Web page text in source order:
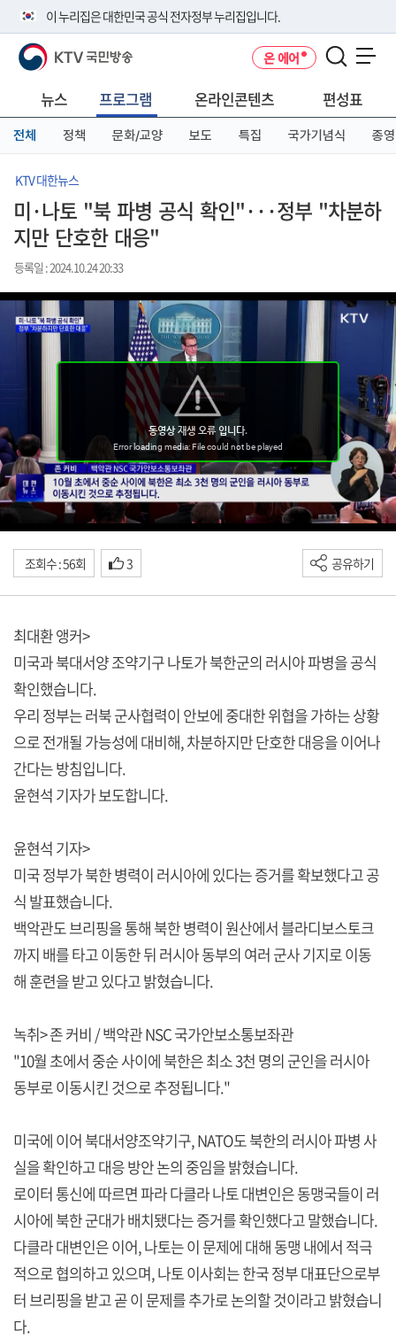
이 누리집은 대한민국 공식 전자정부 누리집입니다.
공식 누리집 주소 확인하기
니다.
이밖에 or.kr 또는 .kr등 다른 도메인 주소를 사용하고 있다면 아래 URL에
서 도메인 주소를 확인해 보세요
KTV 국민방송 온 에어
뉴스 프로그램 온라인콘텐츠 편성표
전체 정책 문화/교양 보도 특집 국가기념식 종영
KTV 대한뉴스
미·나토 "북 파병 공식 확인"···정부 "차분하
지만 단호한 대응"
등록일 : 2024.10.24 20:33
조회수 : 56회 3 공유하기
최대환 앵커>
미국과 북대서양 조약기구 나토가 북한군의 러시아 파병을 공식
확인했습니다.
우리 정부는 러북 군사협력이 안보에 중대한 위협을 가하는 상황
으로 전개될 가능성에 대비해, 차분하지만 단호한 대응을 이어나
간다는 방침입니다.
윤현석 기자가 보도합니다.
윤현석 기자>
미국 정부가 북한 병력이 러시아에 있다는 증거를 확보했다고 공
식 발표했습니다.
백악관도 브리핑을 통해 북한 병력이 원산에서 블라디보스토크
까지 배를 타고 이동한 뒤 러시아 동부의 여러 군사 기지로 이동
해 훈련을 받고 있다고 밝혔습니다.
녹취> 존 커비 / 백악관 NSC 국가안보소통보좌관
"10월 초에서 중순 사이에 북한은 최소 3천 명의 군인을 러시아
동부로 이동시킨 것으로 추정됩니다."
미국에 이어 북대서양조약기구, NATO도 북한의 러시아 파병 사
실을 확인하고 대응 방안 논의 중임을 밝혔습니다.
로이터 통신에 따르면 파라 다클라 나토 대변인은 동맹국들이 러
시아에 북한 군대가 배치됐다는 증거를 확인했다고 말했습니다.
다클라 대변인은 이어, 나토는 이 문제에 대해 동맹 내에서 적극
적으로 협의하고 있으며, 나토 이사회는 한국 정부 대표단으로부
터 브리핑을 받고 곧 이 문제를 추가로 논의할 것이라고 밝혔습니
다.